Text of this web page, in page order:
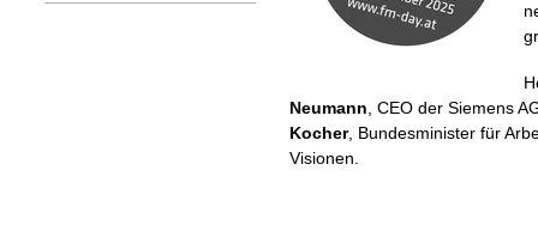
Neumann , CEO der Siemens
Kocher, Bundesminister für
Visionen.